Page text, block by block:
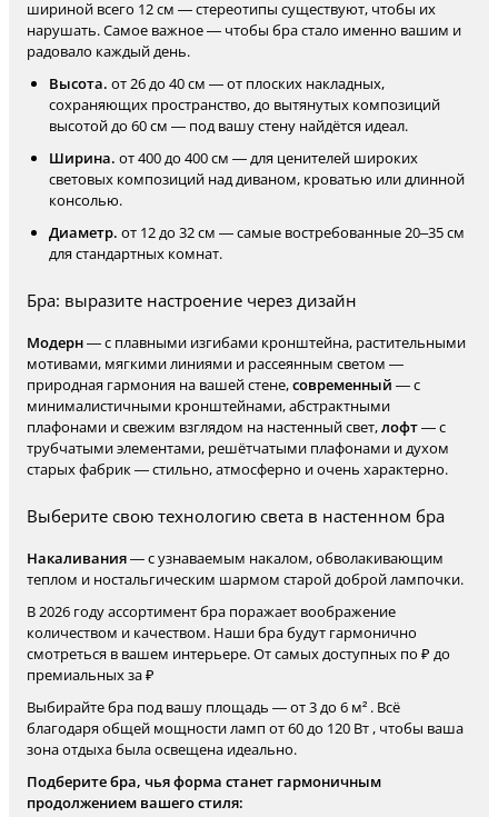
шириной всего 12 см — стереотипы существуют, чтобы их
нарушать. Самое важное — чтобы бра стало именно вашим и
радовало каждый день.
Высота. от 26 до 40 см — от плоских накладных,
сохраняющих пространство, до вытянутых композиций
высотой до 60 см — под вашу стену найдётся идеал.
Ширина. от 400 до 400 см — для ценителей широких
световых композиций над диваном, кроватью или длинной
консолью.
Диаметр. от 12 до 32 см — самые востребованные 20–35 см
для стандартных комнат.
Бра: выразите настроение через дизайн
Модерн— с плавными изгибами кронштейна, растительными
мотивами, мягкими линиями и рассеянным светом —
природная гармония на вашей стене,современный — с
минималистичными кронштейнами, абстрактными
плафонами и свежим взглядом на настенный свет,лофт— с
трубчатыми элементами, решётчатыми плафонами и духом
старых фабрик — стильно, атмосферно и очень характерно.
Выберите свою технологию света в настенном бра
Накаливания— с узнаваемым накалом, обволакивающим
теплом и ностальгическим шармом старой доброй лампочки.
В 2026 году ассортимент бра поражает воображение
количеством и качеством. Наши бра будут гармонично
смотреться в вашем интерьере. От самых доступных по ₽ до
премиальных за ₽
Выбирайте бра под вашу площадь — от 3 до 6 м² . Всё
благодаря общей мощности ламп от 60 до 120 Вт , чтобы ваша
зона отдыха была освещена идеально.
Подберите бра, чья форма станет гармоничным
продолжением вашего стиля: